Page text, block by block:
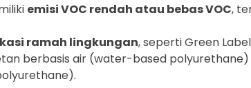
emisi VOC rendah atau bebas VOC,
ramah lingkungan, seperti Green
berbasis air (water-based